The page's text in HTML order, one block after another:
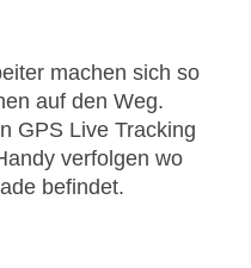
machen sich so
auf den Weg.
GPS Live Tracking
verfolgen wo
befindet.